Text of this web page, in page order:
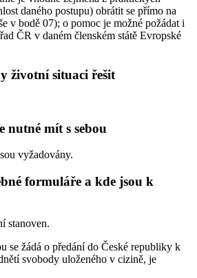
daného postupu) obrátit se přímo na
v bodě 07); o pomoc je možné požádat i
ČR v daném členském státě Evropské
životní situaci řešit
nutné mít s sebou
vyžadovány.
formuláře a kde jsou k
stanoven.
se žádá o předání do České republiky k
svobody uloženého v cizině, je